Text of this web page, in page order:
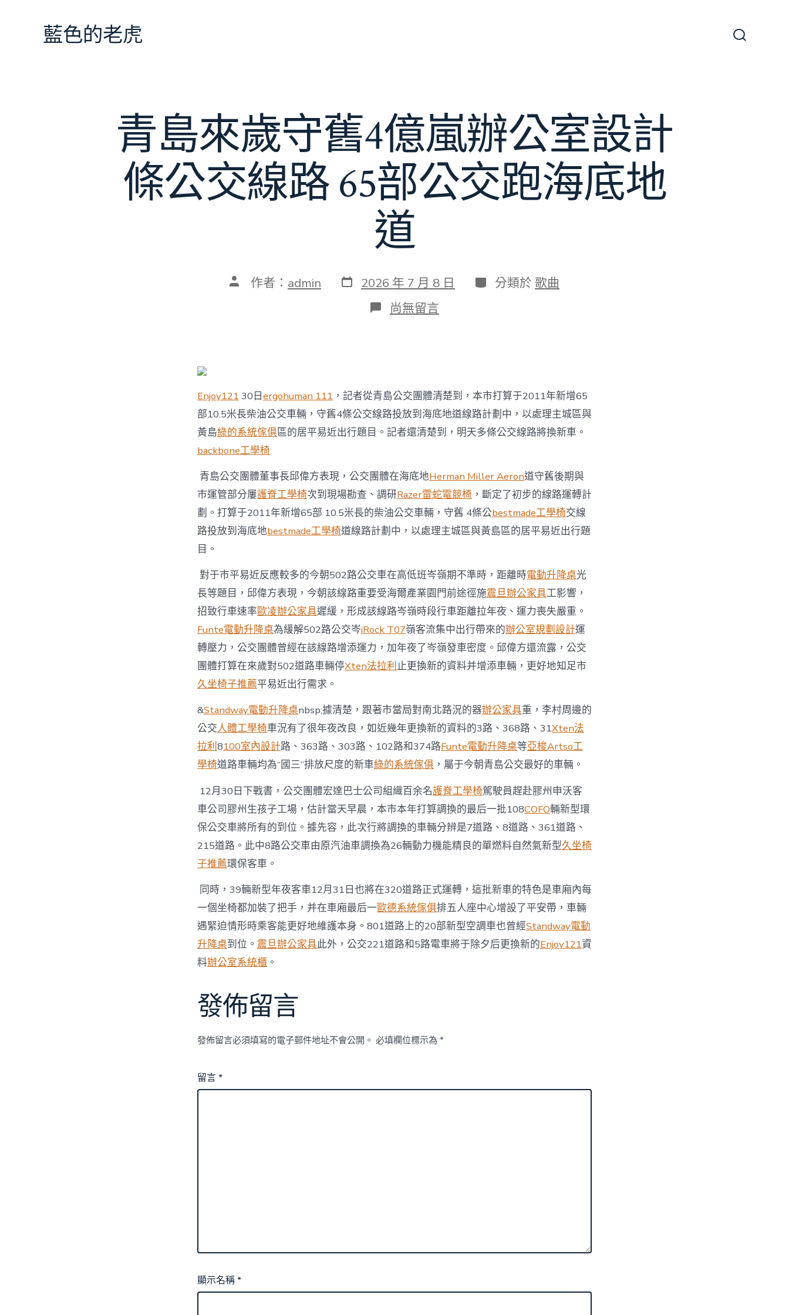
藍色的老虎
青島來歲守舊4億嵐辦公室設計
條公交線路 65部公交跑海底地
道
文 作者： admin 發
表
2026 年 7 月 8 日 分
類
分類於 歌曲
在
〈青
4
億
嵐
辦
公
計
條
公
交
線
路
公
交
跑
海
底
地
道〉
中
尚無留言
Enjoy121 30日ergohuman 111 ，記者從青島公交團體清楚到，本市打算于2011年新增65
部10.5米長柴油公交車輛，守舊4條公交線路投放到海底地道線路計劃中，以處理主城區與
黃島綠的系統傢俱區的居平易近出行題目。記者還清楚到，明天多條公交線路將換新車。
backbone工學椅
青島公交團體董事長邱偉方表現，公交團體在海底地Herman Miller Aeron道守舊後期與
市運管部分屢護脊工學椅次到現場勘查、調研Razer雷蛇電競椅 ，斷定了初步的線路運轉計
劃。打算于2011年新增65部 10.5米長的柴油公交車輛，守舊 4條公bestmade工學椅交線
路投放到海底地bestmade工學椅道線路計劃中，以處理主城區與黃島區的居平易近出行題
目。
對于市平易近反應較多的今朝502路公交車在高低班岑嶺期不準時，距離時電動升降桌光
長等題目，邱偉方表現，今朝該線路重要受海爾產業園門前途徑施震旦辦公家具工影響，
招致行車速率歐凌辦公家具遲緩，形成該線路岑嶺時段行車距離拉年夜、運力喪失嚴重。
Funte電動升降桌為緩解502路公交岑iRock T07嶺客流集中出行帶來的辦公室規劃設計運
轉壓力，公交團體曾經在該線路增添運力，加年夜了岑嶺發車密度。邱偉方還流露，公交
團體打算在來歲對502道路車輛停Xten法拉利止更換新的資料并增添車輛，更好地知足市
久坐椅子推薦平易近出行需求。
&Standway電動升降桌nbsp;據清楚，跟著市當局對南北路況的器辦公家具重，李村周邊的
公交人體工學椅車況有了很年夜改良，如近幾年更換新的資料的3路、368路、31Xten法
拉利8100室內設計路、363路、303路、102路和374路Funte電動升降桌等亞梭Artso工
學椅道路車輛均為“國三”排放尺度的新車綠的系統傢俱 ，屬于今朝青島公交最好的車輛。
12月30日下戰書，公交團體宏達巴士公司組織百余名護脊工學椅駕駛員趕赴膠州申沃客
車公司膠州生孩子工場，估計當天早晨，本市本年打算調換的最后一批108COFO輛新型環
保公交車將所有的到位。據先容，此次行將調換的車輛分辨是7道路、8道路、361道路、
215道路。此中8路公交車由原汽油車調換為26輛動力機能精良的單燃料自然氣新型久坐椅
子推薦環保客車。
同時，39輛新型年夜客車12月31日也將在320道路正式運轉，這批新車的特色是車廂內每
一個坐椅都加裝了把手，并在車廂最后一歐德系統傢俱排五人座中心增設了平安帶，車輛
遇緊迫情形時乘客能更好地維護本身。801道路上的20部新型空調車也曾經Standway電動
升降桌到位。 震旦辦公家具此外，公交221道路和5路電車將于除夕后更換新的Enjoy121資
料辦公室系統櫃 。
發佈留言
發佈留言必須填寫的電子郵件地址不會公開。 必填欄位標示為 *
留言*
顯示名稱*